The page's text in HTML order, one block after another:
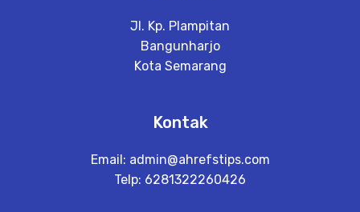
Jl. Kp. Plampitan
Bangunharjo
Kota Semarang
Kontak
Email: admin@ahrefstips.com
Telp: 6281322260426